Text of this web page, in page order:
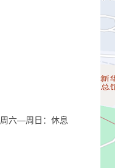
周六—周日：休息